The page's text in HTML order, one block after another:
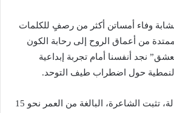
وفاء أمساتن أكثر من رصفٍ للكلمات
من أعماق الروح إلى رحابة الكون
نجد أنفسنا أمام تجربة إبداعية
النمطية حول اضطراب طيف التوحد.
فمن خلال قريحتها السيّالة، تثبت الشاعرة، البالغة من العمر نحو 15